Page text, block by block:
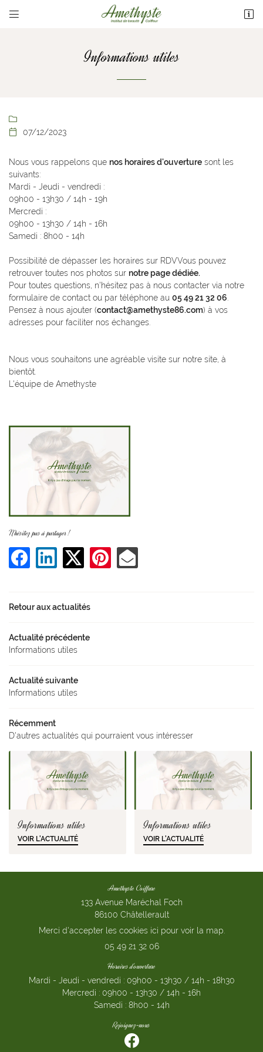

ACCUEIL
COIFFURE
ACTUALITÉS

133 Avenue Maréchal Foch
Adresse email de réception
 Recopier le code ci-contre
Rafraîchir le captcha
En cochant cette case, vous consentez à recevoir nos propositions commerciales à
l'adresse email indiqué ci-dessus. Vous pouvez vous désinscrire à tout moment en
Inscription
Informations utiles


07/12/2023
Nous vous rappelons que nos horaires d'ouverture sont les
suivants:
Mardi - Jeudi - vendredi :
09h00 - 13h30 / 14h - 19h
Mercredi :
09h00 - 13h30 / 14h - 16h
Samedi : 8h00 - 14h
Possibilité de dépasser les horaires sur RDVVous pouvez
retrouver toutes nos photos sur notre page dédiée.
Pour toutes questions, n'hésitez pas à nous contacter via notre
formulaire de contact ou par téléphone au 05 49 21 32 06
Pensez à nous ajouter (contact@amethyste86.com) à vos
adresses pour faciliter nos échanges.
Nous vous souhaitons une agréable visite sur notre site, à
bientôt.
L'équipe de Amethyste
N'hésitez pas à partager !
Retour aux actualités
Actualité précédente
Informations utiles
Actualité suivante
Informations utiles
Récemment
D'autres actualités qui pourraient vous intéresser
Informations utiles
VOIR L'ACTUALITÉ
Informations utiles
VOIR L'ACTUALITÉ
Amethyste Coiffure
133 Avenue Maréchal Foch
86100 Châtellerault
Merci d'accepter les cookies ici pour voir la map.
05 49 21 32 06
Horaires d'ouverture
Mardi - Jeudi - vendredi : 09h00 - 13h30 / 14h - 18h30
Mercredi : 09h00 - 13h30 / 14h - 16h
Samedi : 8h00 - 14h
Rejoignez-nous